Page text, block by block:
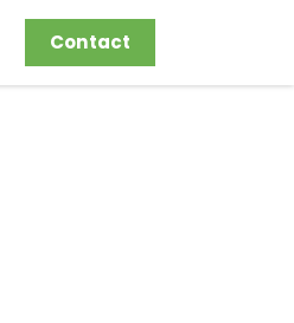
Contact